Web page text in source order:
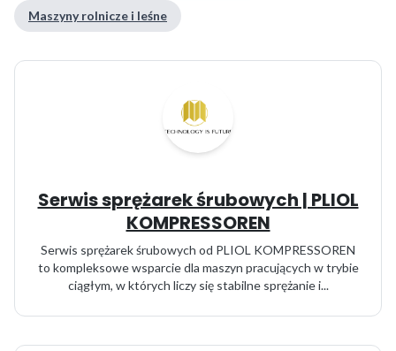
Maszyny rolnicze i leśne
Serwis sprężarek śrubowych | PLIOL
KOMPRESSOREN
Serwis sprężarek śrubowych od PLIOL KOMPRESSOREN
to kompleksowe wsparcie dla maszyn pracujących w trybie
ciągłym, w których liczy się stabilne sprężanie i...